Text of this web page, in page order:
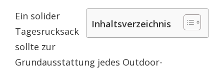
Inhaltsverzeichnis
Ein solider
Tagesrucksack
sollte zur
Grundausstattung jedes Outdoor-